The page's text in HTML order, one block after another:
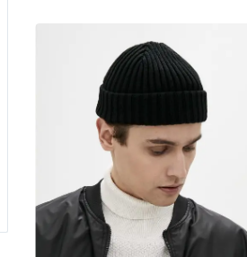
Розмір / 45х28см (+15 см у відкритому
Матеріал / Еко-шкіра
Виробництво / Україна
Колір / Сірий